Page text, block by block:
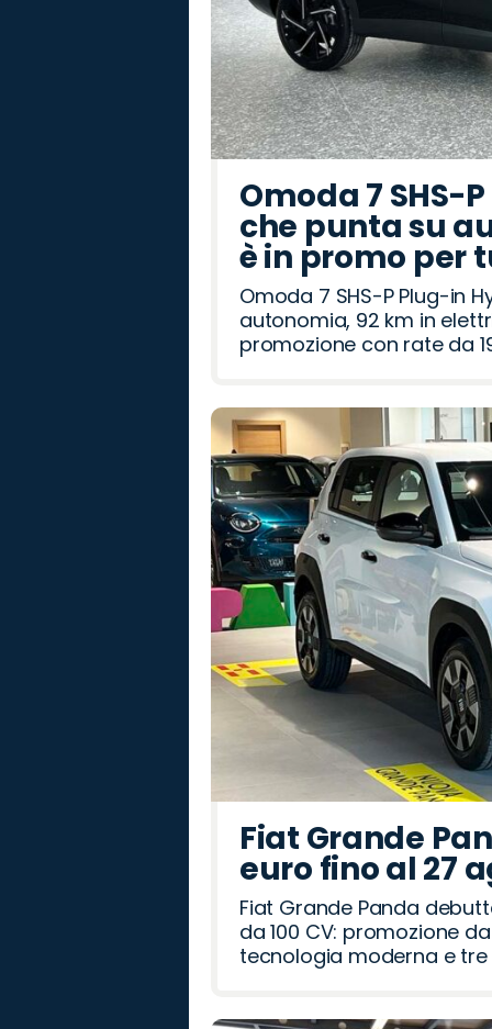
Omoda 7 SHS-
che punta su
è in promo per
Omoda 7 SHS-P Plug-in
autonomia, 92 km in
promozione con rate da
Fiat Grande
euro fino al 27
Fiat Grande Panda
da 100 CV: promozione
tecnologia moderna e